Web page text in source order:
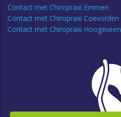
Contact met Chiropraxi Emmen
Contact met Chiropraxi Coevorden
Contact met Chiropraxi Hoogeveen